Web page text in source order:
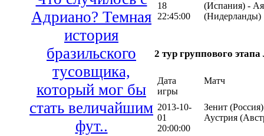
Адриано? Темная
история
бразильского
тусовщика,
который мог бы
стать величайшим
фут..
18
22:45:00
(Испания) -
(Нидерланды)
2 тур группового
Дата
игры
Матч
2013-10-
01
20:00:00
Зенит
Аустрия